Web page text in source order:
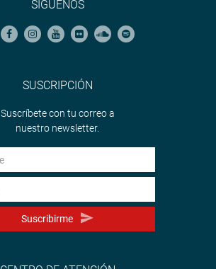
SÍGUENOS
SUSCRIPCIÓN
Suscríbete con tu correo a
nuestro newsletter.
Suscribirme